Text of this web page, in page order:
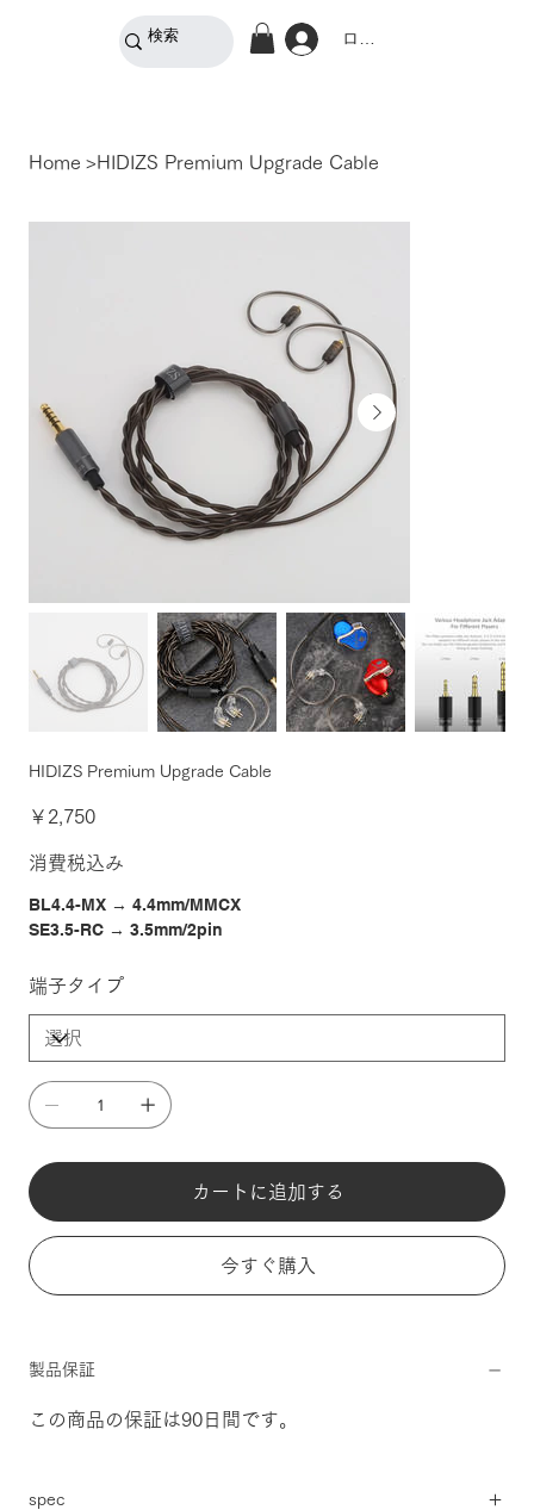
ログイン
Home >HIDIZS Premium Upgrade Cable
HIDIZS Premium Upgrade Cable
格
￥2,750
消費税込み
BL4.4-MX → 4.4mm/MMCX
SE3.5-RC → 3.5mm/2pin
端子タイプ
カートに追加する
今すぐ購入
製品保証
この商品の保証は90日間です。
spec